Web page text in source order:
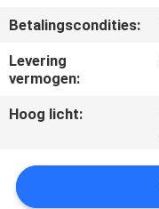
VERZOEK
OM EEN
CITAAT
PRIVACY
Betalingscondities:
Levering
vermogen:
Hoog licht: